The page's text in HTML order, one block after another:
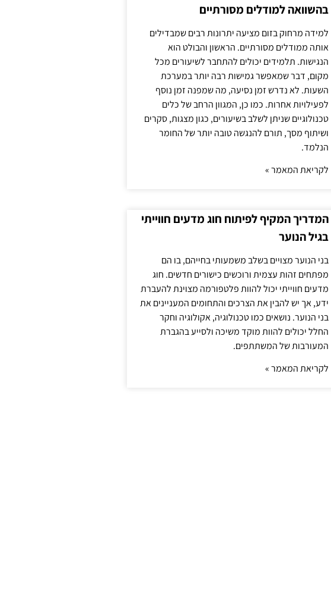
בהשוואה למודלים מסורתיים
למידה מרחוק בזום מציעה יתרונות רבים שמבדילים
אותה ממודלים מסורתיים. הראשון והבולט הוא
הנגישות. תלמידים יכולים להתחבר לשיעורים מכל
מקום, דבר שמאפשר גמישות רבה יותר במערכת
השעות. לא נדרש זמן נסיעה, מה שמפנה זמן נוסף
לפעילויות אחרות. כמו כן, המגוון הרחב של כלים
טכנולוגיים שניתן לשלב בשיעורים, כגון מצגות, סקרים
ושיתוף מסך, תורם להנגשה טובה יותר של החומר
הנלמד.
לקריאת המאמר »
המדריך המקיף לפיתוח חוג מדעים חווייתי
בגיל הנוער
בני הנוער מצויים בשלב משמעותי בחייהם, בו הם
מפתחים זהות עצמית ורוכשים כישורים חדשים. חוג
מדעים חווייתי יכול להוות פלטפורמה מצוינת להעברת
ידע, אך יש להבין את הצרכים והתחומים המעניינים את
בני הנוער. נושאים כמו טכנולוגיה, אקולוגיה וחקר
החלל יכולים להוות מוקד משיכה ולסייע בהגברת
המעורבות של המשתתפים.
לקריאת המאמר »